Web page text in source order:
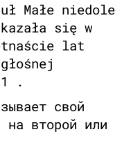
Małe niedole
się w
lat
.
свой
на второй или